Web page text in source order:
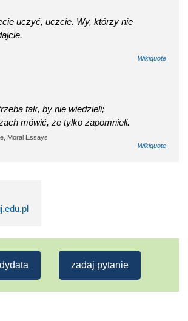
uczyć, uczcie. Wy, którzy nie
Wikiquote
tak, by nie wiedzieli;
mówić, że tylko zapomnieli.
Moral Essays
Wikiquote
zadaj pytanie